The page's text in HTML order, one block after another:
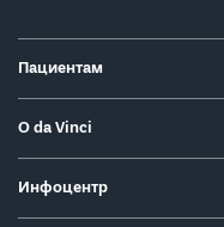
Пациентам
О da Vinci
Инфоцентр